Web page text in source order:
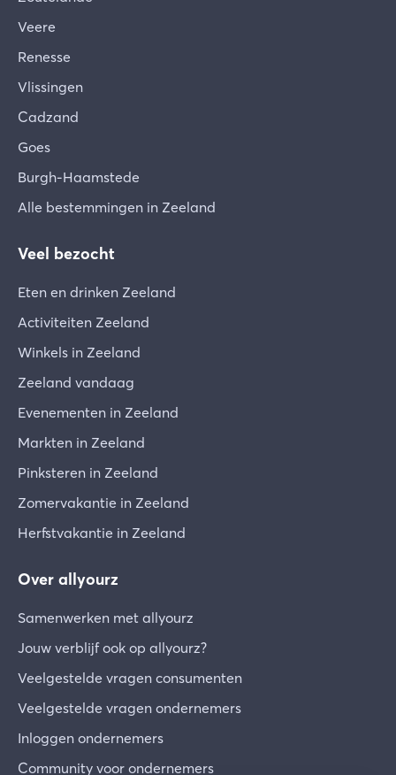
Veere
Renesse
Vlissingen
Cadzand
Goes
Burgh-Haamstede
Alle bestemmingen in Zeeland
Veel bezocht
Eten en drinken Zeeland
Activiteiten Zeeland
Winkels in Zeeland
Zeeland vandaag
Evenementen in Zeeland
Markten in Zeeland
Pinksteren in Zeeland
Zomervakantie in Zeeland
Herfstvakantie in Zeeland
Over allyourz
Samenwerken met allyourz
Jouw verblijf ook op allyourz?
Veelgestelde vragen consumenten
Veelgestelde vragen ondernemers
Inloggen ondernemers
Community voor ondernemers